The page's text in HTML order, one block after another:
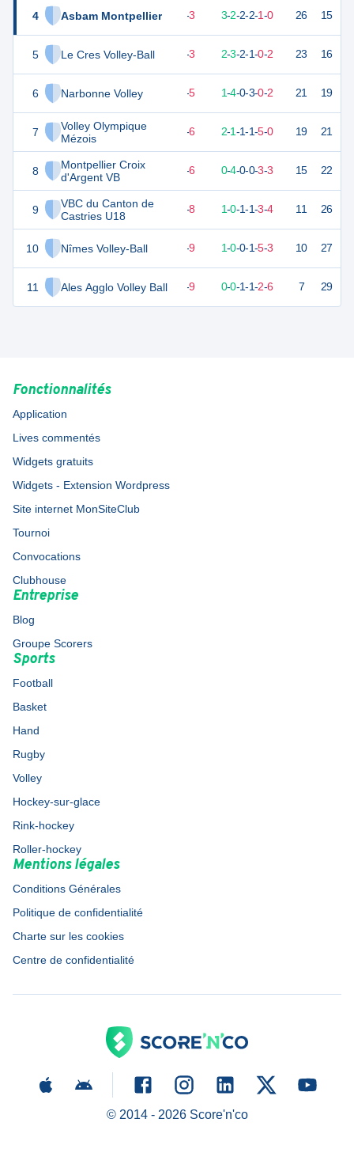
4 Asbam Montpellier
5 Le Cres Volley-Ball
6 Narbonne Volley
7
Volley Olympique
Mézois
8
Montpellier Croix
d'Argent VB
9
VBC du Canton de
Castries U18
10 Nîmes Volley-Ball
11 Ales Agglo Volley Ball
21 10 -3 3-2-2-2-1-0 26 15
20 10 -3 2-3-2-1-0-2 23 16
18 -5 1-4-0-3-0-2 21 19
12 -6 2-1-1-1-5-0 19 21
11 -6 0-4-0-0-3-3 15 22
6 10 -8 1-0-1-1-3-4 11 26
4 -9 1-0-0-1-5-3 10 27
3 10 -9 0-0-1-1-2-6 7 29
Fonctionnalités
Application
Lives commentés
Widgets gratuits
Widgets - Extension Wordpress
Site internet MonSiteClub
Tournoi
Convocations
Clubhouse
Entreprise
Blog
Groupe Scorers
Sports
Football
Basket
Hand
Rugby
Volley
Hockey-sur-glace
Rink-hockey
Roller-hockey
Mentions légales
Conditions Générales
Politique de confidentialité
Charte sur les cookies
Centre de confidentialité
© 2014 - 2026Score'n'co